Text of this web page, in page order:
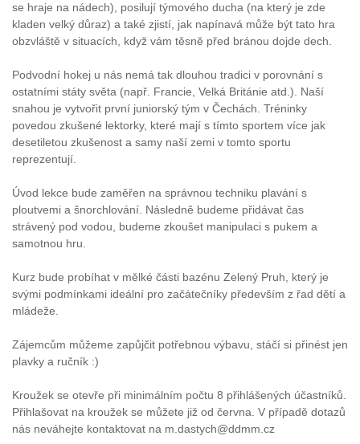
se hraje na nádech), posilují týmového ducha (na který je zde
kladen velký důraz) a také zjistí, jak napínavá může být tato hra
obzvláště v situacích, když vám těsně před bránou dojde dech.
Podvodní hokej u nás nemá tak dlouhou tradici v porovnání s
ostatními státy světa (např. Francie, Velká Británie atd.). Naší
snahou je vytvořit první juniorský tým v Čechách. Tréninky
povedou zkušené lektorky, které mají s tímto sportem více jak
desetiletou zkušenost a samy naší zemi v tomto sportu
reprezentují.
Úvod lekce bude zaměřen na správnou techniku plavání s
ploutvemi a šnorchlování. Následně budeme přidávat čas
strávený pod vodou, budeme zkoušet manipulaci s pukem a
samotnou hru.
Kurz bude probíhat v mělké části bazénu Zelený Pruh, který je
svými podmínkami ideální pro začátečníky především z řad dětí a
mládeže.
Zájemcům můžeme zapůjčit potřebnou výbavu, stáčí si přinést jen
plavky a ručník :)
Kroužek se otevře při minimálním počtu 8 přihlášených účastníků.
Přihlašovat na kroužek se můžete již od června. V případě dotazů
nás neváhejte kontaktovat na m.dastych@ddmm.cz